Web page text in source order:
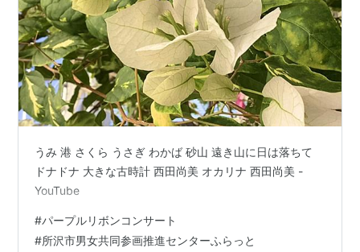
うみ 港 さくら うさぎ わかば 砂山 遠き山に日は落ちて
ドナドナ 大きな古時計 西田尚美 オカリナ 西田尚美 -
YouTube
#パープルリボンコンサート
#所沢市男女共同参画推進センターふらっと